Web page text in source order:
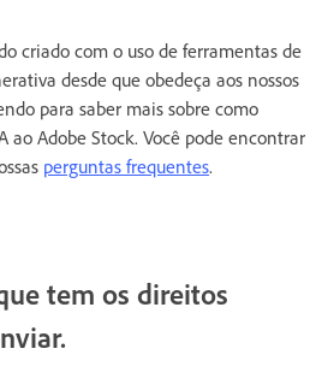
criado com o uso de ferramentas de
desde que obedeça aos nossos
para saber mais sobre como
ao Adobe Stock. Você pode encontrar
perguntas frequentes.
tem os direitos